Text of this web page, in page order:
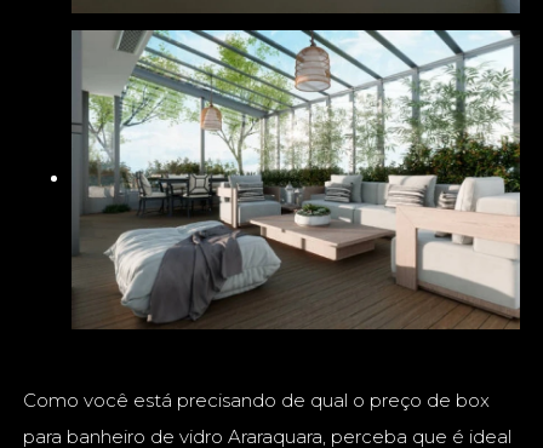
Como você está precisando de qual o preço de box
para banheiro de vidro Araraquara, perceba que é ideal